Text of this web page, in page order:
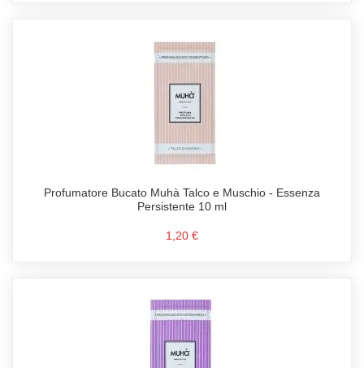
Profumatore Bucato Muhà Talco e Muschio - Essenza
Persistente 10 ml
1,20 €